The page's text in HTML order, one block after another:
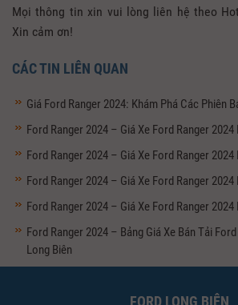
Mọi thông tin xin vui lòng liên hệ theo
Xin cảm ơn!
CÁC TIN LIÊN QUAN
Giá Ford Ranger 2024: Khám Phá Các Phiên
Ford Ranger 2024 – Giá Xe Ford Ranger
Ford Ranger 2024 – Giá Xe Ford Ranger 2024
Ford Ranger 2024 – Giá Xe Ford Ranger 2024
Ford Ranger 2024 – Giá Xe Ford Ranger
Ford Ranger 2024 – Bảng Giá Xe Bán Tải
Long Biên
FORD LONG BIÊN